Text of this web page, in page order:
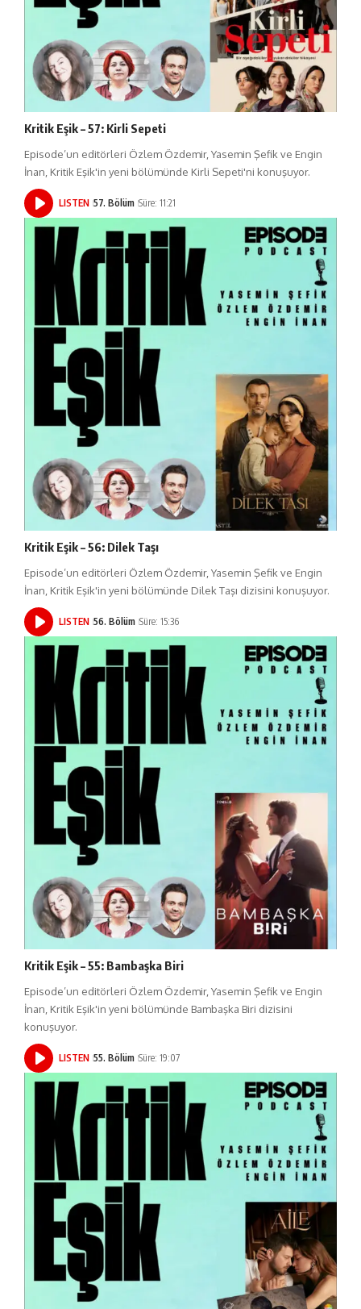
Kritik Eşik – 57: Kirli Sepeti
Episode’un editörleri Özlem Özdemir, Yasemin Şefik ve Engin
İnan, Kritik Eşik'in yeni bölümünde Kirli Sepeti'ni konuşuyor.
LISTEN 57. Bölüm Süre: 11:21
Kritik Eşik – 56: Dilek Taşı
Episode’un editörleri Özlem Özdemir, Yasemin Şefik ve Engin
İnan, Kritik Eşik'in yeni bölümünde Dilek Taşı dizisini konuşuyor.
LISTEN 56. Bölüm Süre: 15:36
Kritik Eşik – 55: Bambaşka Biri
Episode’un editörleri Özlem Özdemir, Yasemin Şefik ve Engin
İnan, Kritik Eşik'in yeni bölümünde Bambaşka Biri dizisini
konuşuyor.
LISTEN 55. Bölüm Süre: 19:07